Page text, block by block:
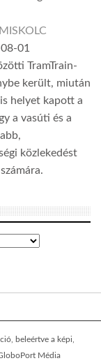
01
TramTrain-
került, miután
helyet kapott a
a vasúti és a
közlekedést
beleértve a képi,
Média